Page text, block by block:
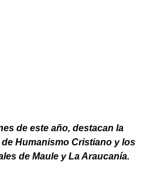
de este año, destacan la
Humanismo Cristiano y los
de Maule y La Araucanía.